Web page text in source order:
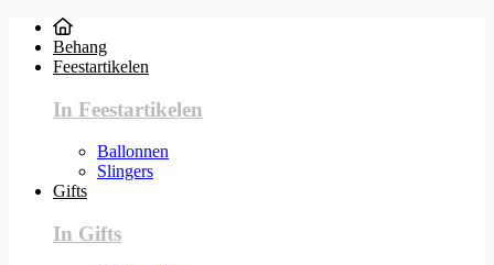
Behang
Feestartikelen
In Feestartikelen
Ballonnen
Slingers
Gifts
In Gifts